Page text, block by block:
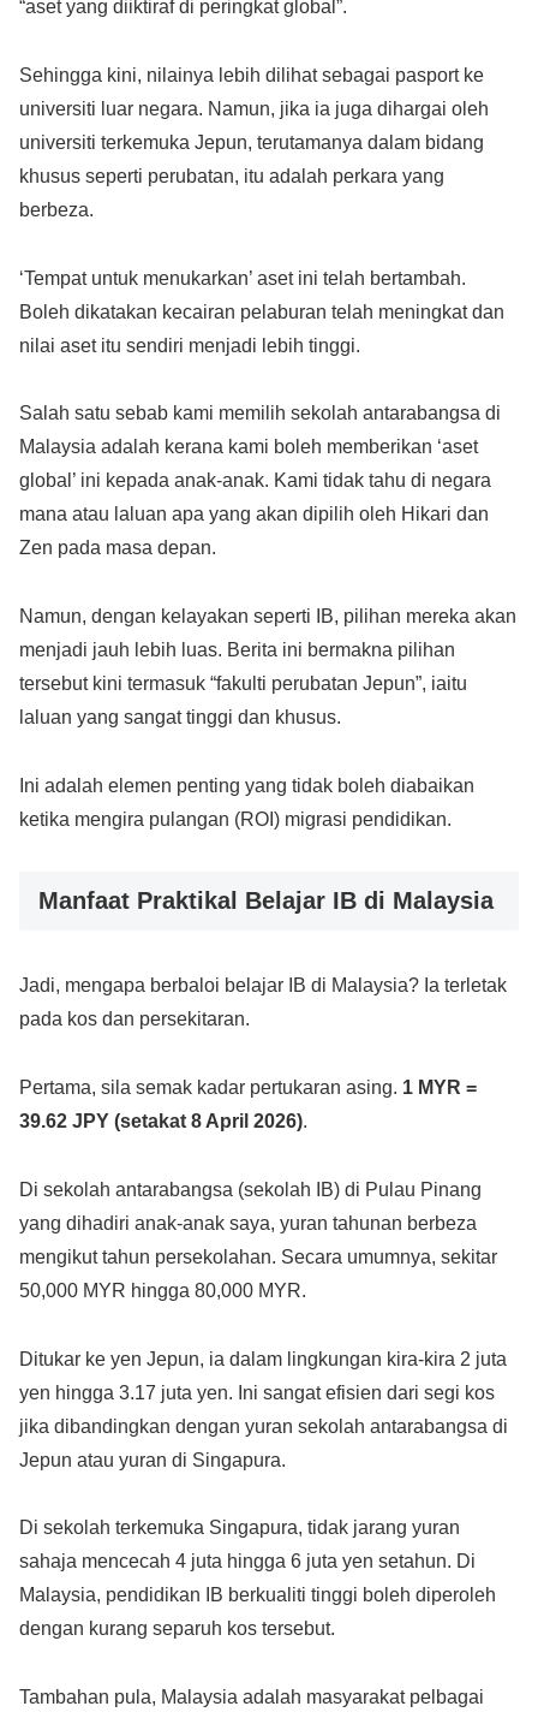
“aset yang diiktiraf di peringkat global”.
Sehingga kini, nilainya lebih dilihat sebagai pasport ke
universiti luar negara. Namun, jika ia juga dihargai oleh
universiti terkemuka Jepun, terutamanya dalam bidang
khusus seperti perubatan, itu adalah perkara yang
berbeza.
‘Tempat untuk menukarkan’ aset ini telah bertambah.
Boleh dikatakan kecairan pelaburan telah meningkat dan
nilai aset itu sendiri menjadi lebih tinggi.
Salah satu sebab kami memilih sekolah antarabangsa di
Malaysia adalah kerana kami boleh memberikan ‘aset
global’ ini kepada anak-anak. Kami tidak tahu di negara
mana atau laluan apa yang akan dipilih oleh Hikari dan
Zen pada masa depan.
Namun, dengan kelayakan seperti IB, pilihan mereka akan
menjadi jauh lebih luas. Berita ini bermakna pilihan
tersebut kini termasuk “fakulti perubatan Jepun”, iaitu
laluan yang sangat tinggi dan khusus.
Ini adalah elemen penting yang tidak boleh diabaikan
ketika mengira pulangan (ROI) migrasi pendidikan.
Manfaat Praktikal Belajar IB di Malaysia
Jadi, mengapa berbaloi belajar IB di Malaysia? Ia terletak
pada kos dan persekitaran.
Pertama, sila semak kadar pertukaran asing. 1 MYR =
39.62 JPY (setakat 8 April 2026).
Di sekolah antarabangsa (sekolah IB) di Pulau Pinang
yang dihadiri anak-anak saya, yuran tahunan berbeza
mengikut tahun persekolahan. Secara umumnya, sekitar
50,000 MYR hingga 80,000 MYR.
Ditukar ke yen Jepun, ia dalam lingkungan kira-kira 2 juta
yen hingga 3.17 juta yen. Ini sangat efisien dari segi kos
jika dibandingkan dengan yuran sekolah antarabangsa di
Jepun atau yuran di Singapura.
Di sekolah terkemuka Singapura, tidak jarang yuran
sahaja mencecah 4 juta hingga 6 juta yen setahun. Di
Malaysia, pendidikan IB berkualiti tinggi boleh diperoleh
dengan kurang separuh kos tersebut.
Tambahan pula, Malaysia adalah masyarakat pelbagai